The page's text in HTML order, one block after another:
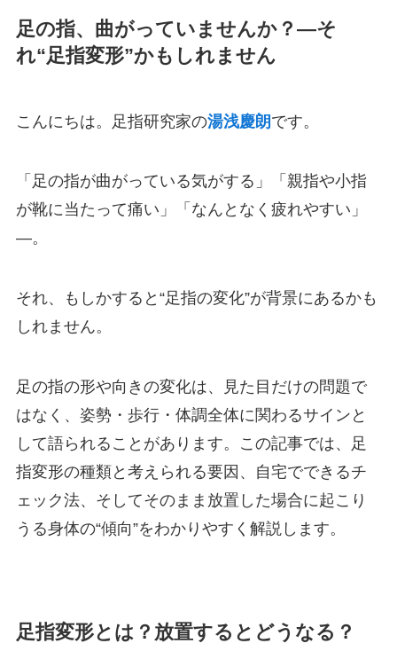
足の指、曲がっていませんか？—そ
れ“足指変形”かもしれません
こんにちは。足指研究家の湯浅慶朗 です。
「足の指が曲がっている気がする」「親指や小指
が靴に当たって痛い」「なんとなく疲れやすい」
—。
それ、もしかすると“足指の変化”が背景にあるかも
しれません。
足の指の形や向きの変化は、見た目だけの問題で
はなく、姿勢・歩行・体調全体に関わるサインと
して語られることがあります。この記事では、足
指変形の種類と考えられる要因、自宅でできるチ
ェック法、そしてそのまま放置した場合に起こり
うる身体の“傾向”をわかりやすく解説します。
足指変形とは？放置するとどうなる？